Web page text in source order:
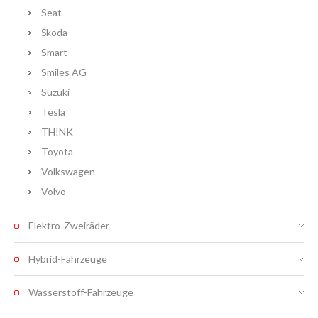
Seat
Škoda
Smart
Smiles AG
Suzuki
Tesla
TH!NK
Toyota
Volkswagen
Volvo
Elektro-Zweiräder
Hybrid-Fahrzeuge
Wasserstoff-Fahrzeuge